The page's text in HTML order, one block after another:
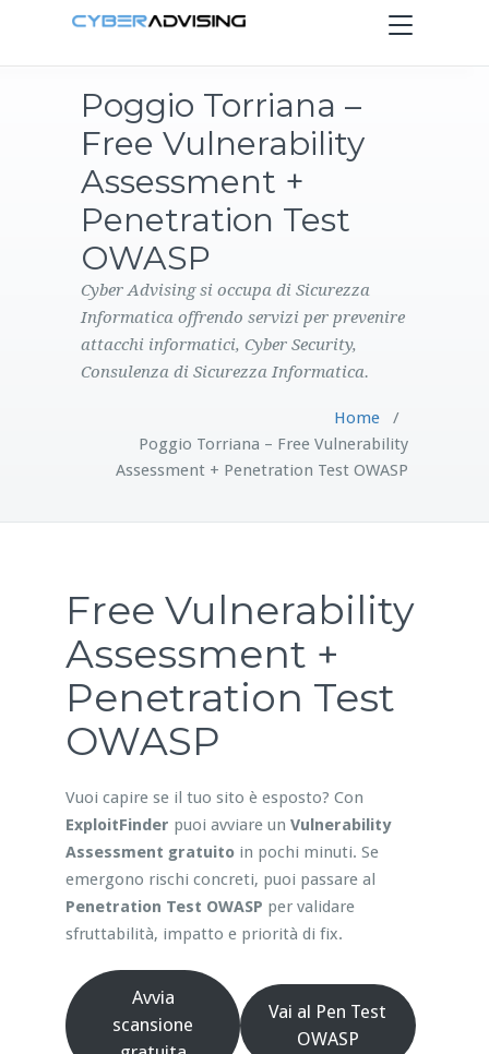
Toggle
navigation
PRODOTTI
CONTATTI
Poggio Torriana –
Free Vulnerability
Assessment +
Penetration Test
OWASP
Cyber Advising si occupa di Sicurezza
Informatica offrendo servizi per prevenire
attacchi informatici, Cyber Security,
Consulenza di Sicurezza Informatica.
Home/
Poggio Torriana – Free Vulnerability
Assessment + Penetration Test OWASP
Free Vulnerability
Assessment +
Penetration Test
OWASP
Vuoi capire se il tuo sito è esposto? Con
ExploitFinder puoi avviare un Vulnerability
Assessment gratuitoin pochi minuti. Se
emergono rischi concreti, puoi passare al
Penetration Test OWASP per validare
sfruttabilità, impatto e priorità di fix.
Avvia
scansione
Vai al Pen Test
OWASP